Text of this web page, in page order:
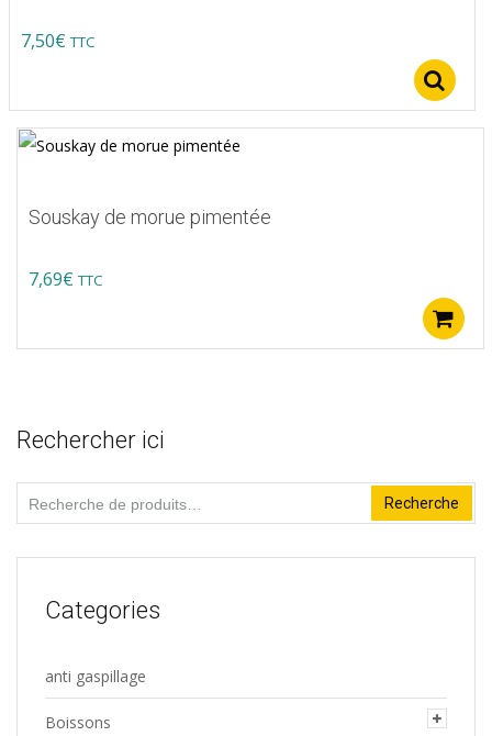
7,50€ TTC
Souskay de morue pimentée
7,69€ TTC
Rechercher ici
Recherche
pour :
Recherche
Categories
anti gaspillage
Boissons